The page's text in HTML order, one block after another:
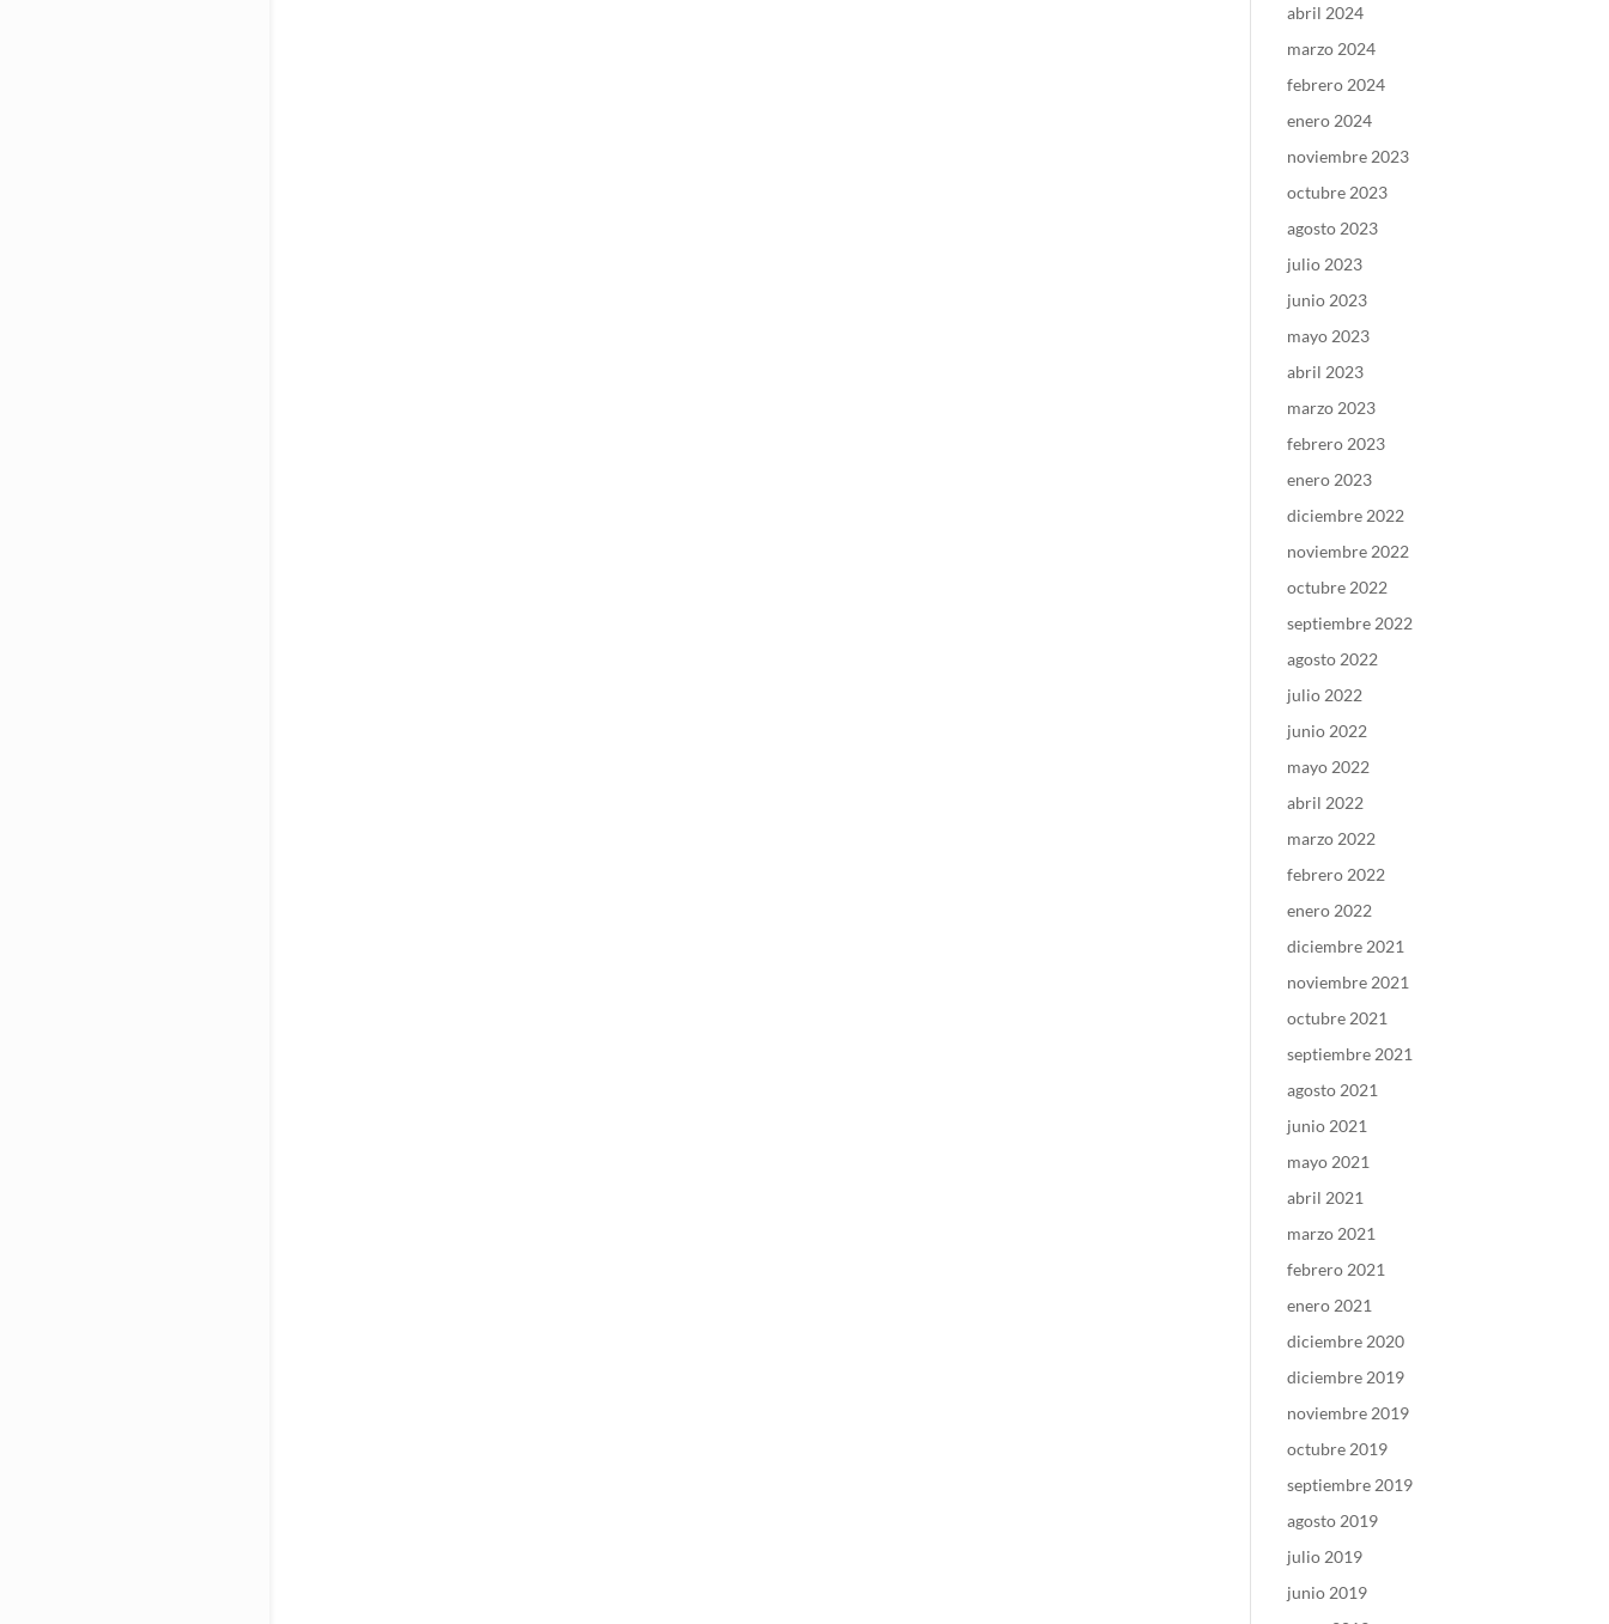
abril 2024
marzo 2024
febrero 2024
enero 2024
noviembre 2023
octubre 2023
agosto 2023
julio 2023
junio 2023
mayo 2023
abril 2023
marzo 2023
febrero 2023
enero 2023
diciembre 2022
noviembre 2022
octubre 2022
septiembre 2022
agosto 2022
julio 2022
junio 2022
mayo 2022
abril 2022
marzo 2022
febrero 2022
enero 2022
diciembre 2021
noviembre 2021
octubre 2021
septiembre 2021
agosto 2021
junio 2021
mayo 2021
abril 2021
marzo 2021
febrero 2021
enero 2021
diciembre 2020
diciembre 2019
noviembre 2019
octubre 2019
septiembre 2019
agosto 2019
julio 2019
junio 2019